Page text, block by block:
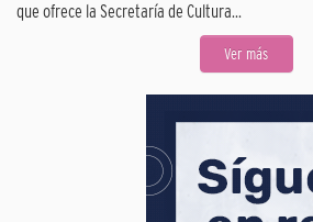
que ofrece la Secretaría de Cultura...
Ver más